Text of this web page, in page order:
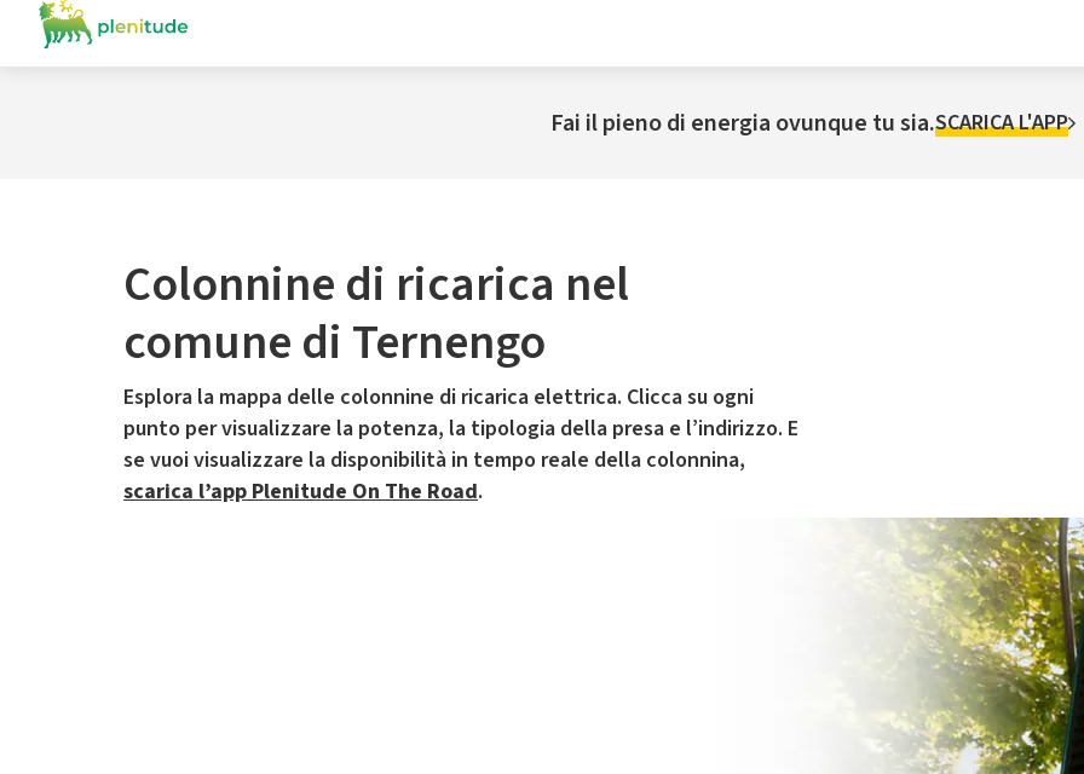
Fai il pieno di energia ovunque tu sia.SCARICA L'APP
Colonnine di ricarica nel
comune di Ternengo
Esplora la mappa delle colonnine di ricarica elettrica. Clicca su ogni
punto per visualizzare la potenza, la tipologia della presa e l’indirizzo. E
se vuoi visualizzare la disponibilità in tempo reale della colonnina,
scarica l’app Plenitude On The Road.
Il servizio di mobilità elettrica è gestito da Plenitude On The Road